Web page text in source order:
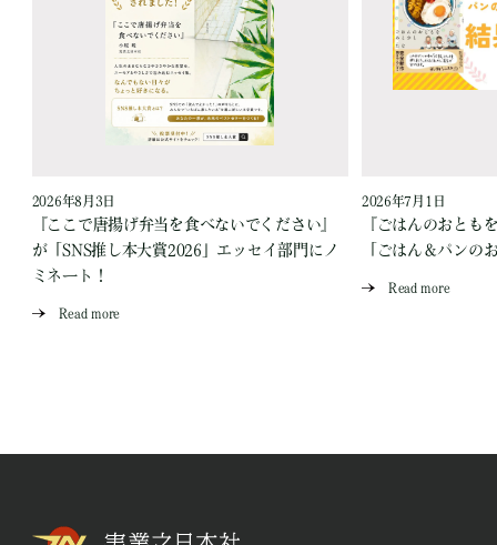
2026年8月3日
『ここで唐揚げ弁当を食べないでください』
が「SNS推し本大賞2026」エッセイ部門にノ
ミネート！
Read more
2026年7月1日
『ごはんのおとも
「ごはん＆パンの
Read more